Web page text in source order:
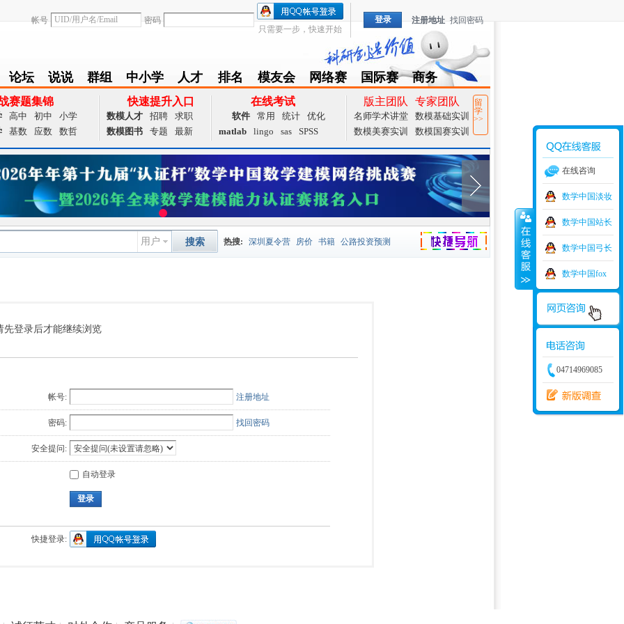
帐号
密码
只需要一步，快速开始
登录 注册地址 找回密码
论坛
BBS
说说
Follow
群组
group
中小学
zxx
人才
achieve
排名
Ranklist
模友会
Club
网络赛
TZMCM
国际赛
CAMCM
商务
Special
赛题集锦
高中 初中
小学
基数 应数 数哲
快速提升入口
数模人才 招聘
求职
数模图书
专题 最新
在线考试
软件 常用 统计
优化
matlab
lingo sas SPSS
版主团队 专家团队
名师学术讲堂
数模基础实训
数模美赛实训
数模国赛实训
留
学
>>
捷导航
用户 搜索 热搜: 深圳夏令营 房价 书籍 公路投资预测
先登录后才能继续浏览
帐号: 注册地址
密码: 找回密码
安全提问:
自动登录
登录
快捷登录:
在线咨询
数学中国淡妆
数学中国站长
数学中国弓长
数学中国fox
04714969085